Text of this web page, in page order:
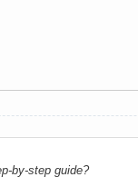
by-step guide?